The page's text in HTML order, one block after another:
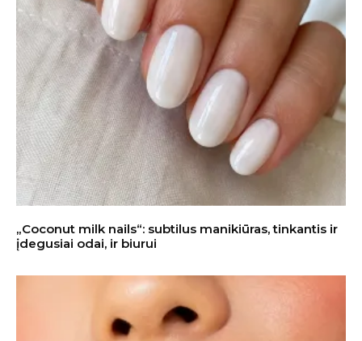
„Coconut milk nails“: subtilus manikiūras, tinkantis ir
įdegusiai odai, ir biurui